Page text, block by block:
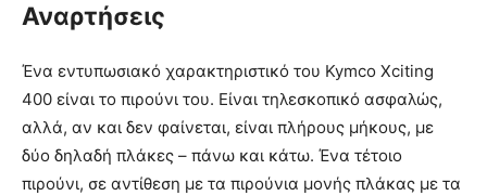
Αναρτήσεις
Ένα εντυπωσιακό χαρακτηριστικό του Kymco Xciting
400 είναι το πιρούνι του. Είναι τηλεσκοπικό ασφαλώς,
αλλά, αν και δεν φαίνεται, είναι πλήρους μήκους, με
δύο δηλαδή πλάκες – πάνω και κάτω. Ένα τέτοιο
πιρούνι, σε αντίθεση με τα πιρούνια μονής πλάκας με τα